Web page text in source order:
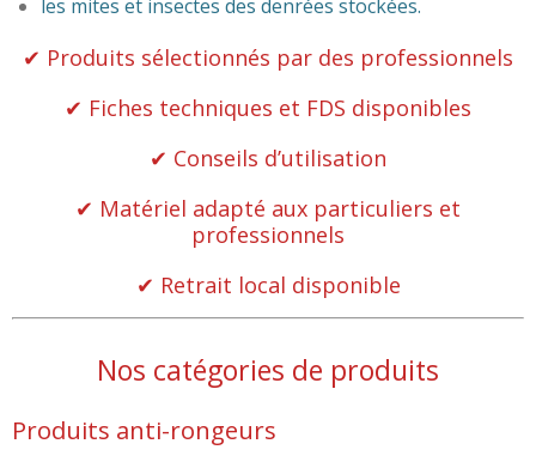
les mites et insectes des denrées stockées.
✔ Produits sélectionnés par des professionnels
✔ Fiches techniques et FDS disponibles
✔ Conseils d’utilisation
✔ Matériel adapté aux particuliers et
professionnels
✔ Retrait local disponible
Nos catégories de produits
Produits anti-rongeurs